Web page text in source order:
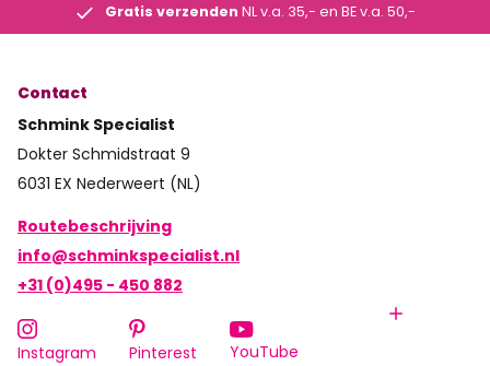
Gratis verzenden NL v.a. 35,- en BE v.a. 50,-
Contact
Schmink Specialist
Dokter Schmidstraat 9
6031 EX Nederweert (NL)
Routebeschrijving
info@schminkspecialist.nl
+31 (0)495 - 450 882
Instagram Pinterest YouTube